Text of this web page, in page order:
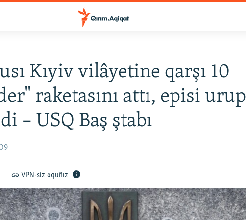
Kıyiv vilâyetine qarşı 10
raketasını attı, episi urup
– USQ Baş ştabı
VPN-siz oquñız